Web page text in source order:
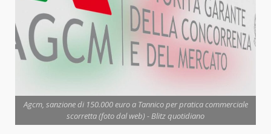
Agcm, sanzione di 150.000 euro a Tannico per pratica commerciale
scorretta (foto dal web) - Blitz quotidiano